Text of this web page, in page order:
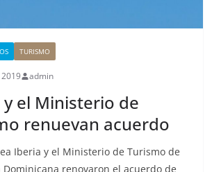
TURISMO
admin
el Ministerio de
renuevan acuerdo
Iberia y el Ministerio de Turismo de
Dominicana renovaron el acuerdo de